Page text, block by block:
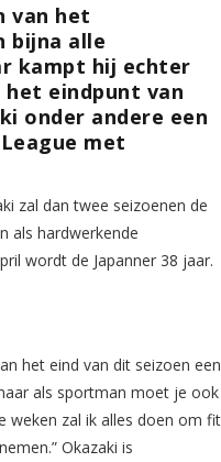
van het
bijna alle
kampt hij echter
eindpunt van
onder andere een
met
zal dan twee seizoenen de
als hardwerkende
wordt de Japanner 38 jaar.
het eind van dit seizoen een
als sportman moet je ook
weken zal ik alles doen om fit
Okazaki is